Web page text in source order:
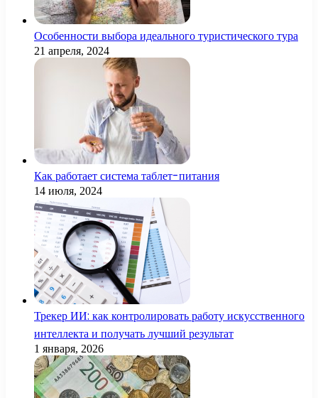
Особенности выбора идеального туристического тура
21 апреля, 2024
Как работает система таблет-питания
14 июля, 2024
Трекер ИИ: как контролировать работу искусственного
интеллекта и получать лучший результат
1 января, 2026